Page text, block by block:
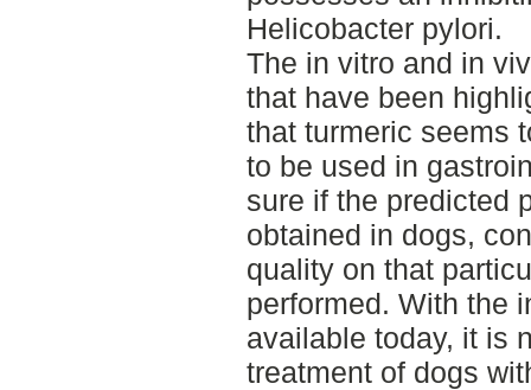
Helicobacter pylori.
The in vitro and in
that have been
that turmeric seems
to be used in
sure if the predicted
obtained in dogs,
quality on that
performed. With the
available today, it is
treatment of dogs